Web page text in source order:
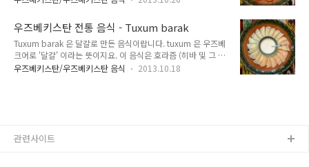
qovurma 라고 합니다. 우즈베키스탄 전통 국수인 라그몬도 앞
에 qovurma 가 붙으면 '볶은 국수'가 되는 것이지요. 제가 가지
고 있는 방법은 쪄낸 후 튀기는 방법으로 우리가 아는 지극히 평
범한 방법이랍니다. 하지만 원래 방법은 튀긴 후 쪄내는 것이라
고 하네요. 만두 20개 만들기 위한 재료 만두 속 고기 (쇠고기 또
우즈베키스탄 전통 음식 - Tuxum barak
Tuxum barak 은 달걀로 만든 음식이랍니다. tuxum 은 우즈베
크어로 '달걀' 이라는 뜻이지요. 이 음식은 호라즘 (히바 및 그 주
변), 부하라, 나보이 지역에서 주로 먹는 음식으로, 각 지역마다,
kartoshkali barak (감자 바락) 이라고 부른답니다. 계란 바락
우즈베키스탄/우즈베키스탄 음식 2013.10.18
관련사이트